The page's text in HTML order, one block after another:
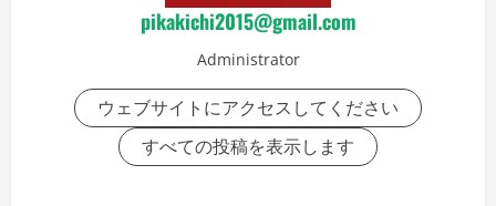
pikakichi2015@gmail.com
Administrator
ウェブサイトにアクセスしてください
すべての投稿を表示します